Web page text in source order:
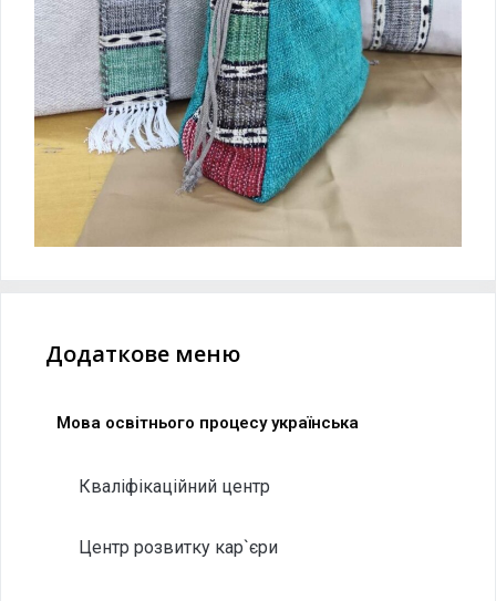
Додаткове меню
Мова освітнього процесу українська
Кваліфікаційний центр
Центр розвитку кар`єри